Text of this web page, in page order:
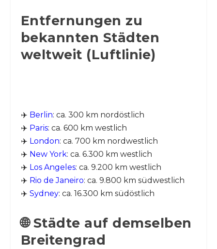
Entfernungen zu
bekannten Städten
weltweit (Luftlinie)
✈️ Berlin: ca. 300 km nordöstlich
✈️ Paris: ca. 600 km westlich
✈️ London: ca. 700 km nordwestlich
✈️ New York: ca. 6.300 km westlich
✈️ Los Angeles: ca. 9.200 km westlich
✈️ Rio de Janeiro: ca. 9.800 km südwestlich
✈️ Sydney: ca. 16.300 km südöstlich
🌐 Städte auf demselben
Breitengrad